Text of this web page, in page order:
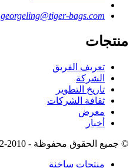
georgeling@tiger-bags.com
منتجات
تعريف الفريق
الشركة
تاريخ التطوير
ثقافة الشركات
معرض
أخبار
© جميع الحقوق محفوظة - 2010-2022.
منتجات ساخنة